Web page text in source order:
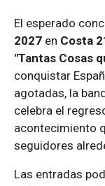
El esperado
2027 en Costa
"Tantas Cosas
conquistar
agotadas, la
celebra el
acontecimiento
seguidores
Las entradas